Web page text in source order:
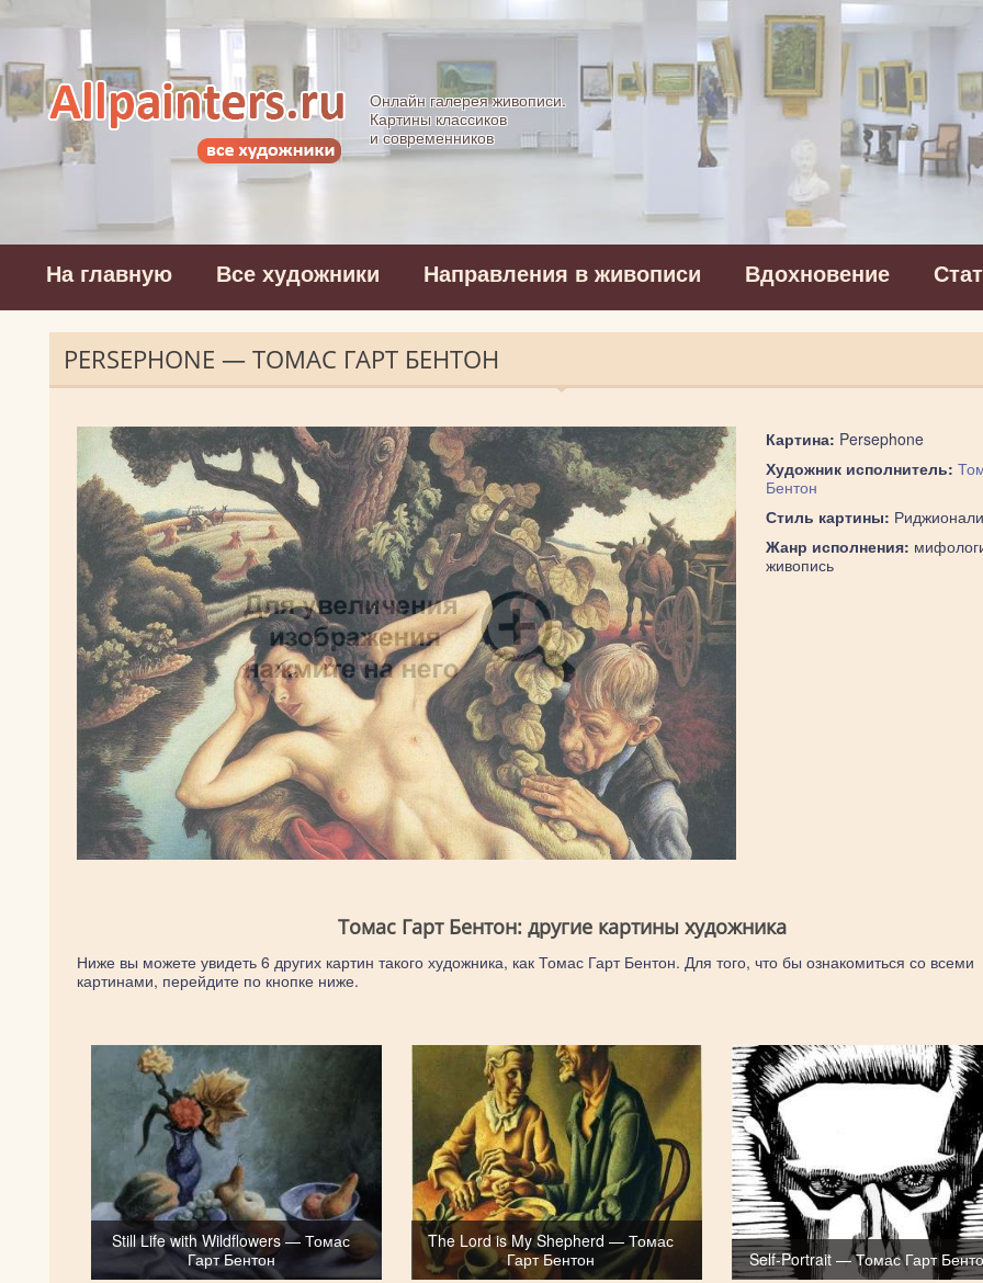
Allpainters.ru - картинная галерея
Онлайн галерея живописи.
Картины классиков
и современников
На главную Все художники Направления в живописи Вдохновение
PERSEPHONE — ТОМАС ГАРТ БЕНТОН
Картина: Persephone
Художник исполнитель:
Бентон
Стиль картины:
Жанр исполнения:
живопись
Томас Гарт Бентон: другие картины художника
Ниже вы можете увидеть 6 других картин такого художника, как Томас Гарт Бентон. Для того, что бы ознакомиться со всеми
картинами, перейдите по кнопке ниже.
Still Life with Wildflowers — Томас
Гарт Бентон
The Lord is My Shepherd — Томас
Гарт Бентон
Self-Portrait — Томас Гарт